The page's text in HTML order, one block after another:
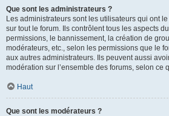
Que sont les administrateurs ?
Les administrateurs sont les utilisateurs qui ont
sur tout le forum. Ils contrôlent tous les aspects
permissions, le bannissement, la création de
modérateurs, etc., selon les permissions que le
aux autres administrateurs. Ils peuvent aussi
modération sur l’ensemble des forums, selon ce
Haut
Que sont les modérateurs ?